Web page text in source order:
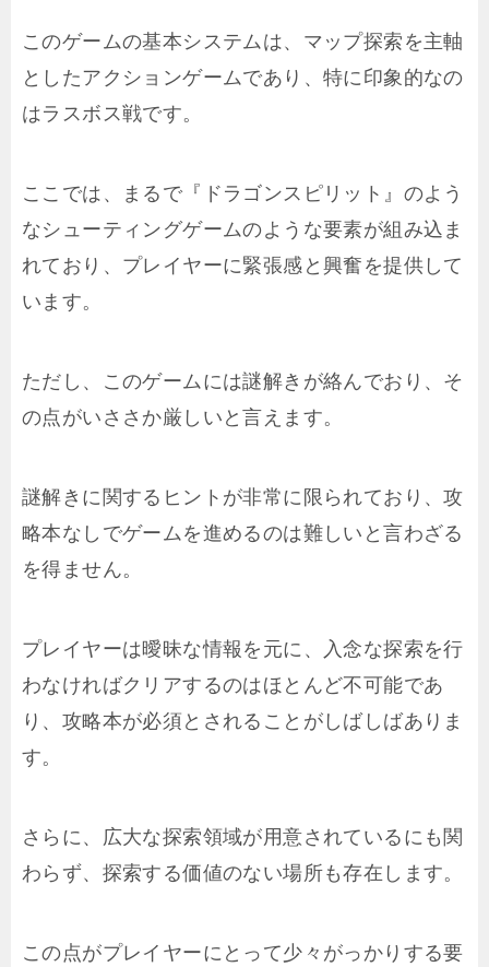
このゲームの基本システムは、マップ探索を主軸
としたアクションゲームであり、特に印象的なの
はラスボス戦です。
ここでは、まるで『ドラゴンスピリット』のよう
なシューティングゲームのような要素が組み込ま
れており、プレイヤーに緊張感と興奮を提供して
います。
ただし、このゲームには謎解きが絡んでおり、そ
の点がいささか厳しいと言えます。
謎解きに関するヒントが非常に限られており、攻
略本なしでゲームを進めるのは難しいと言わざる
を得ません。
プレイヤーは曖昧な情報を元に、入念な探索を行
わなければクリアするのはほとんど不可能であ
り、攻略本が必須とされることがしばしばありま
す。
さらに、広大な探索領域が用意されているにも関
わらず、探索する価値のない場所も存在します。
この点がプレイヤーにとって少々がっかりする要